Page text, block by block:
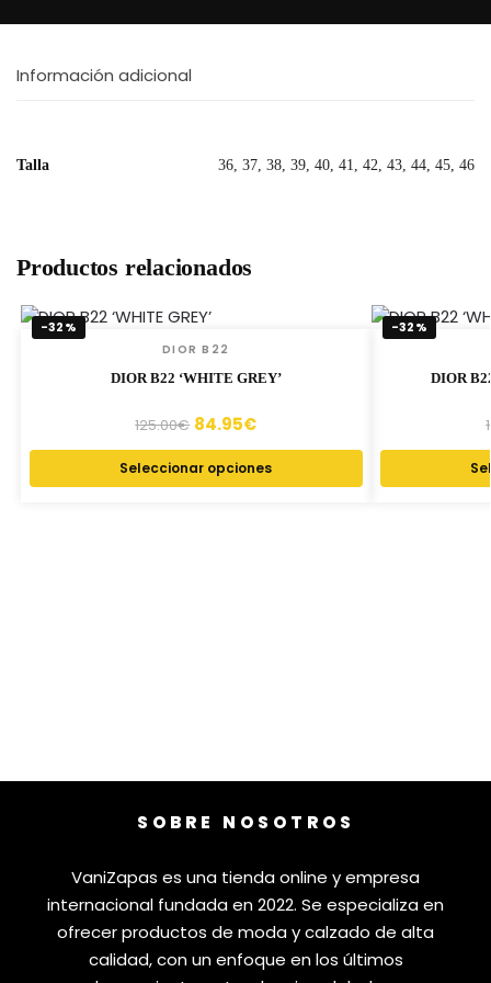
Información adicional
Talla 36, 37, 38, 39, 40, 41, 42, 43, 44, 45, 46
Productos relacionados
-32%
DIOR B22
DIOR B22 ‘WHITE GREY’
125.00€ 84.95€
Seleccionar opciones
-32%
DIOR
SOBRE NOSOTROS
VaniZapas es una tienda online y empresa
internacional fundada en 2022. Se especializa en
ofrecer productos de moda y calzado de alta
calidad, con un enfoque en los últimos